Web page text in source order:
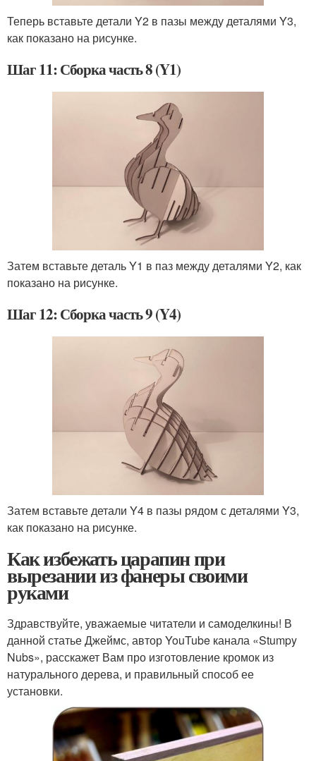
Теперь вставьте детали Y2 в пазы между деталями Y3,
как показано на рисунке.
Шаг 11: Сборка часть 8 (Y1)
Затем вставьте деталь Y1 в паз между деталями Y2, как
показано на рисунке.
Шаг 12: Сборка часть 9 (Y4)
Затем вставьте детали Y4 в пазы рядом с деталями Y3,
как показано на рисунке.
Как избежать царапин при
вырезании из фанеры своими
руками
Здравствуйте, уважаемые читатели и самоделкины! В
данной статье Джеймс, автор YouTube канала «Stumpy
Nubs», расскажет Вам про изготовление кромок из
натурального дерева, и правильный способ ее
установки.